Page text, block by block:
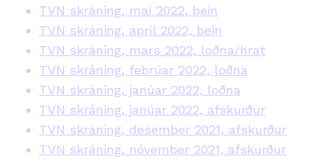
TVN skráning, maí 2022, bein
TVN skráning, apríl 2022, bein
TVN skráning, mars 2022, loðna/hrat
TVN skráning, febrúar 2022, loðna
TVN skráning, janúar 2022, loðna
TVN skráning, janúar 2022, afskurður
TVN skráning, desember 2021, afskurður
TVN skráning, nóvember 2021, afskurður